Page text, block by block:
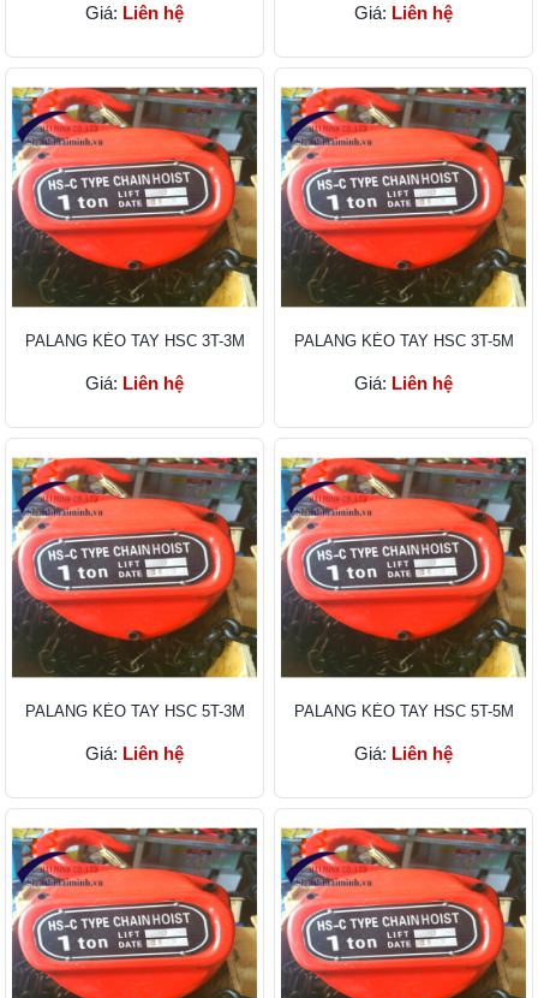
Giá: Liên hệ Giá: Liên hệ
PALANG KÉO TAY HSC 3T-3M
Giá: Liên hệ
PALANG KÉO TAY HSC 3T-5M
Giá: Liên hệ
PALANG KÉO TAY HSC 5T-3M
Giá: Liên hệ
PALANG KÉO TAY HSC 5T-5M
Giá: Liên hệ